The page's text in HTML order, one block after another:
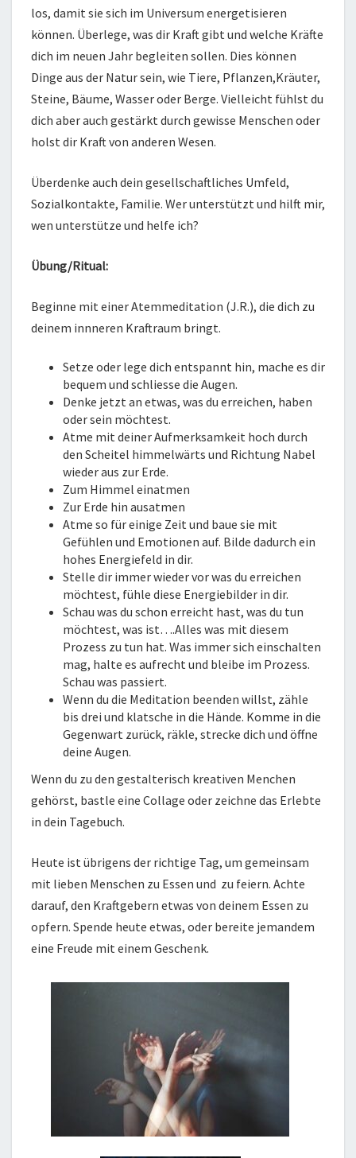
los, damit sie sich im Universum energetisieren
können. Überlege, was dir Kraft gibt und welche Kräfte
dich im neuen Jahr begleiten sollen. Dies können
Dinge aus der Natur sein, wie Tiere, Pflanzen,Kräuter,
Steine, Bäume, Wasser oder Berge. Vielleicht fühlst du
dich aber auch gestärkt durch gewisse Menschen oder
holst dir Kraft von anderen Wesen.
Überdenke auch dein gesellschaftliches Umfeld,
Sozialkontakte, Familie. Wer unterstützt und hilft mir,
wen unterstütze und helfe ich?
Übung/Ritual:
Beginne mit einer Atemmeditation (J.R.), die dich zu
deinem innneren Kraftraum bringt.
Setze oder lege dich entspannt hin, mache es dir
bequem und schliesse die Augen.
Denke jetzt an etwas, was du erreichen, haben
oder sein möchtest.
Atme mit deiner Aufmerksamkeit hoch durch
den Scheitel himmelwärts und Richtung Nabel
wieder aus zur Erde.
Zum Himmel einatmen
Zur Erde hin ausatmen
Atme so für einige Zeit und baue sie mit
Gefühlen und Emotionen auf. Bilde dadurch ein
hohes Energiefeld in dir.
Stelle dir immer wieder vor was du erreichen
möchtest, fühle diese Energiebilder in dir.
Schau was du schon erreicht hast, was du tun
möchtest, was ist….Alles was mit diesem
Prozess zu tun hat. Was immer sich einschalten
mag, halte es aufrecht und bleibe im Prozess.
Schau was passiert.
Wenn du die Meditation beenden willst, zähle
bis drei und klatsche in die Hände. Komme in die
Gegenwart zurück, räkle, strecke dich und öffne
deine Augen.
Wenn du zu den gestalterisch kreativen Menchen
gehörst, bastle eine Collage oder zeichne das Erlebte
in dein Tagebuch.
Heute ist übrigens der richtige Tag, um gemeinsam
mit lieben Menschen zu Essen und zu feiern. Achte
darauf, den Kraftgebern etwas von deinem Essen zu
opfern. Spende heute etwas, oder bereite jemandem
eine Freude mit einem Geschenk.